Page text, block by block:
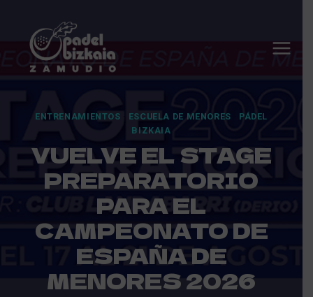
contenido
ENTRENAMIENTOS ESCUELA DE MENORES
PÁDEL
BIZKAIA
VUELVE EL STAGE
PREPARATORIO
PARA EL
CAMPEONATO DE
ESPAÑA DE
MENORES 2026